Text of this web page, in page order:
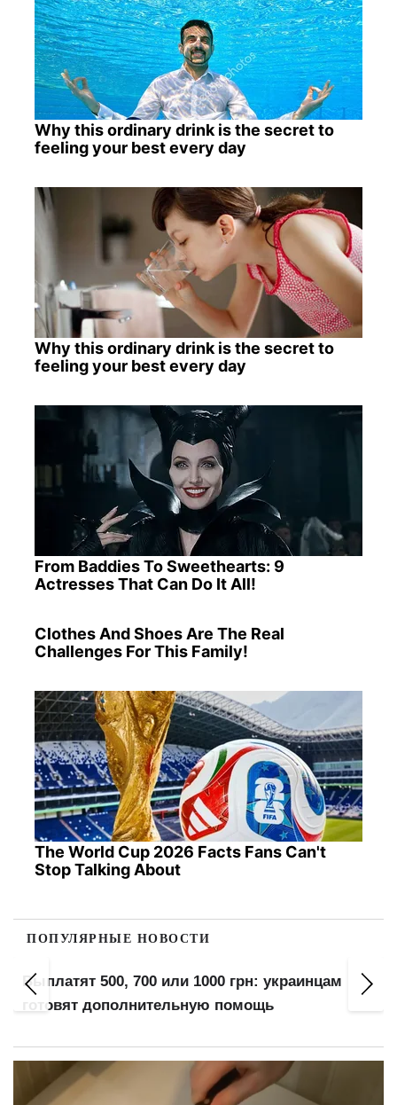
Why this ordinary drink is the secret to
feeling your best every day
Why this ordinary drink is the secret to
feeling your best every day
From Baddies To Sweethearts: 9
Actresses That Can Do It All!
Clothes And Shoes Are The Real
Challenges For This Family!
The World Cup 2026 Facts Fans Can't
Stop Talking About
ПОПУЛЯРНЫЕ НОВОСТИ
Выплатят 500, 700 или 1000 грн: украинцам
готовят дополнительную помощь